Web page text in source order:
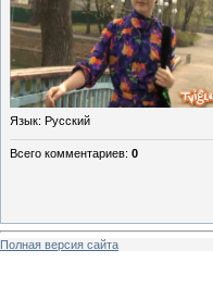
Язык: Русский
Всего комментариев: 0
Полная версия сайта